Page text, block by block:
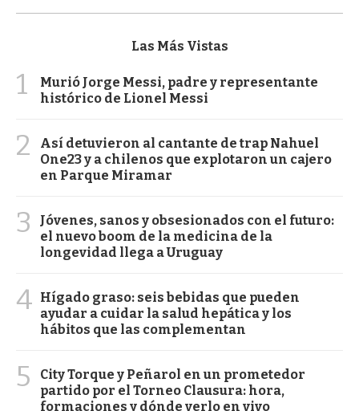
Las Más Vistas
1
Murió Jorge Messi, padre y representante
histórico de Lionel Messi
2
Así detuvieron al cantante de trap Nahuel
One23 y a chilenos que explotaron un cajero
en Parque Miramar
3
Jóvenes, sanos y obsesionados con el futuro:
el nuevo boom de la medicina de la
longevidad llega a Uruguay
4 Hígado graso: seis bebidas que pueden
ayudar a cuidar la salud hepática y los
hábitos que las complementan
5
City Torque y Peñarol en un prometedor
partido por el Torneo Clausura: hora,
formaciones y dónde verlo en vivo